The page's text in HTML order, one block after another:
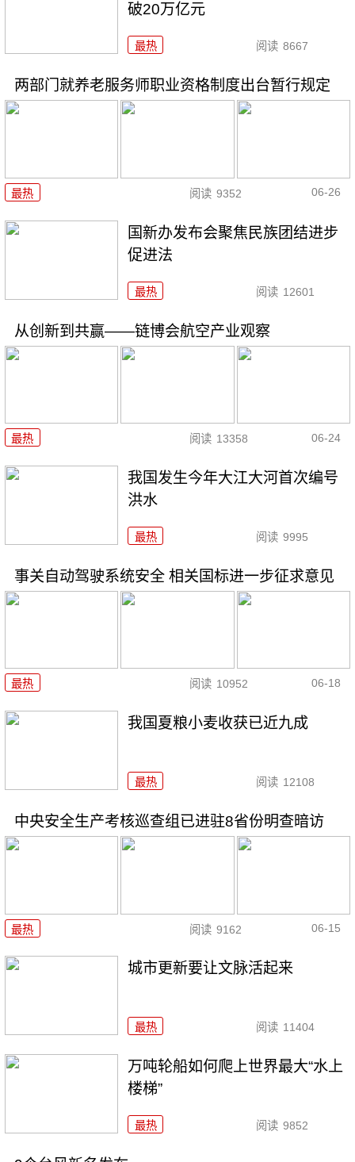
破20万亿元
最热 阅读 8667
两部门就养老服务师职业资格制度出台暂行规定
最热 阅读 9352 06-26
国新办发布会聚焦民族团结进步
促进法
最热 阅读 12601
从创新到共赢——链博会航空产业观察
最热 阅读 13358 06-24
我国发生今年大江大河首次编号
洪水
最热 阅读 9995
事关自动驾驶系统安全 相关国标进一步征求意见
最热 阅读 10952 06-18
我国夏粮小麦收获已近九成
最热 阅读 12108
中央安全生产考核巡查组已进驻8省份明查暗访
最热 阅读 9162 06-15
城市更新要让文脉活起来
最热 阅读 11404
万吨轮船如何爬上世界最大“水上
楼梯”
最热 阅读 9852